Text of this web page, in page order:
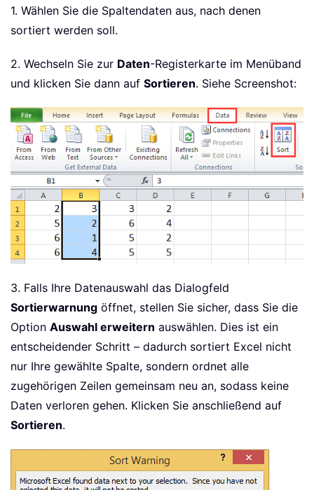
1. Wählen Sie die Spaltendaten aus, nach denen
sortiert werden soll.
2. Wechseln Sie zur Daten-Registerkarte im Menüband
und klicken Sie dann auf Sortieren. Siehe Screenshot:
3. Falls Ihre Datenauswahl das Dialogfeld
Sortierwarnung öffnet, stellen Sie sicher, dass Sie die
Option Auswahl erweitern auswählen. Dies ist ein
entscheidender Schritt – dadurch sortiert Excel nicht
nur Ihre gewählte Spalte, sondern ordnet alle
zugehörigen Zeilen gemeinsam neu an, sodass keine
Daten verloren gehen. Klicken Sie anschließend auf
Sortieren.